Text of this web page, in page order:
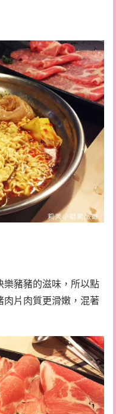
樂豬豬的滋味，所以點
肉片肉質更滑嫩，混著